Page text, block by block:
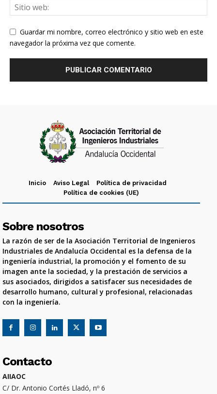
Guardar mi nombre, correo electrónico y sitio web en este
navegador la próxima vez que comente.
Inicio Aviso Legal
Política de privacidad
Política de cookies (UE)
Sobre nosotros
La razón de ser de la Asociación Territorial de Ingenieros
Industriales de Andalucía Occidental es la defensa de la
ingeniería industrial, la promoción y el fomento de su
imagen ante la sociedad, y la prestación de servicios a
sus asociados, dirigidos a satisfacer sus necesidades de
desarrollo humano, cultural y profesional, relacionadas
con la ingeniería.
Contacto
AIIAOC
C/ Dr. Antonio Cortés Lladó, nº 6